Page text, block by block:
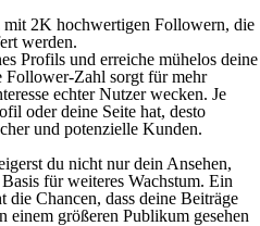
mit 2K hochwertigen Followern, die
werden.
Profils und erreiche mühelos deine
Follower-Zahl sorgt für mehr
echter Nutzer wecken. Je
oder deine Seite hat, desto
und potenzielle Kunden.
du nicht nur dein Ansehen,
für weiteres Wachstum. Ein
Chancen, dass deine Beiträge
einem größeren Publikum gesehen